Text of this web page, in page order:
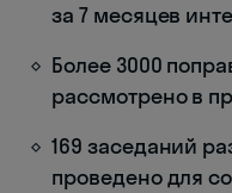
за 7 месяцев
Более 3000
рассмотрено в
169 заседаний
проведено для